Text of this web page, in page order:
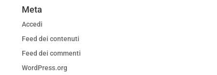
Meta
Accedi
Feed dei contenuti
Feed dei commenti
WordPress.org